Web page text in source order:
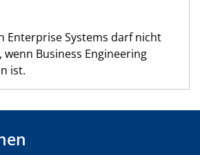
Enterprise Systems darf nicht
Business Engineering
ist.